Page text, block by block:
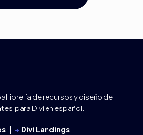
librería de recursos y diseño de
para Divi en español.
| + Divi Landings